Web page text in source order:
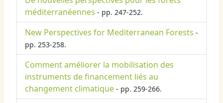
méditerranéennes - pp. 247-252.
New Perspectives for Mediterranean Forests -
pp. 253-258.
Comment améliorer la mobilisation des
instruments de financement liés au
changement climatique - pp. 259-266.